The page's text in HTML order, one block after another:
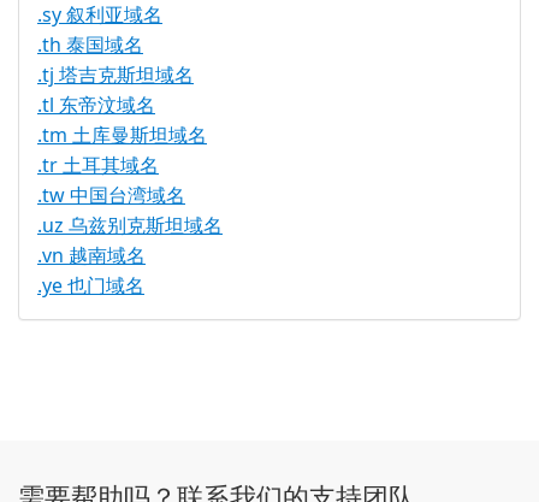
.sy 叙利亚域名
.th 泰国域名
.tj 塔吉克斯坦域名
.tl 东帝汶域名
.tm 土库曼斯坦域名
.tr 土耳其域名
.tw 中国台湾域名
.uz 乌兹别克斯坦域名
.vn 越南域名
.ye 也门域名